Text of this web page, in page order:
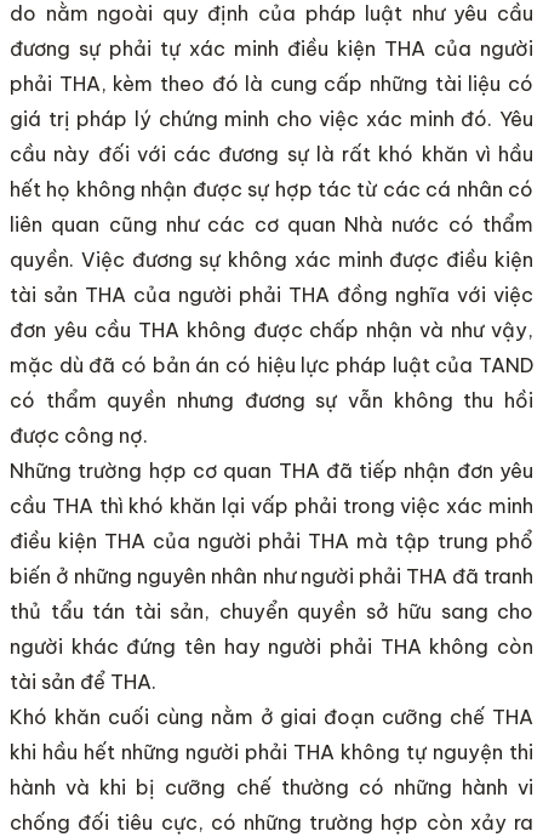
do nằm ngoài quy định của pháp luật như yêu cầu
đương sự phải tự xác minh điều kiện THA của người
phải THA, kèm theo đó là cung cấp những tài liệu có
giá trị pháp lý chứng minh cho việc xác minh đó. Yêu
cầu này đối với các đương sự là rất khó khăn vì hầu
hết họ không nhận được sự hợp tác từ các cá nhân có
liên quan cũng như các cơ quan Nhà nước có thẩm
quyền. Việc đương sự không xác minh được điều kiện
tài sản THA của người phải THA đồng nghĩa với việc
đơn yêu cầu THA không được chấp nhận và như vậy,
mặc dù đã có bản án có hiệu lực pháp luật của TAND
có thẩm quyền nhưng đương sự vẫn không thu hồi
được công nợ.
Những trường hợp cơ quan THA đã tiếp nhận đơn yêu
cầu THA thì khó khăn lại vấp phải trong việc xác minh
điều kiện THA của người phải THA mà tập trung phổ
biến ở những nguyên nhân như người phải THA đã tranh
thủ tẩu tán tài sản, chuyển quyền sở hữu sang cho
người khác đứng tên hay người phải THA không còn
tài sản để THA.
Khó khăn cuối cùng nằm ở giai đoạn cưỡng chế THA
khi hầu hết những người phải THA không tự nguyện thi
hành và khi bị cưỡng chế thường có những hành vi
chống đối tiêu cực, có những trường hợp còn xảy ra